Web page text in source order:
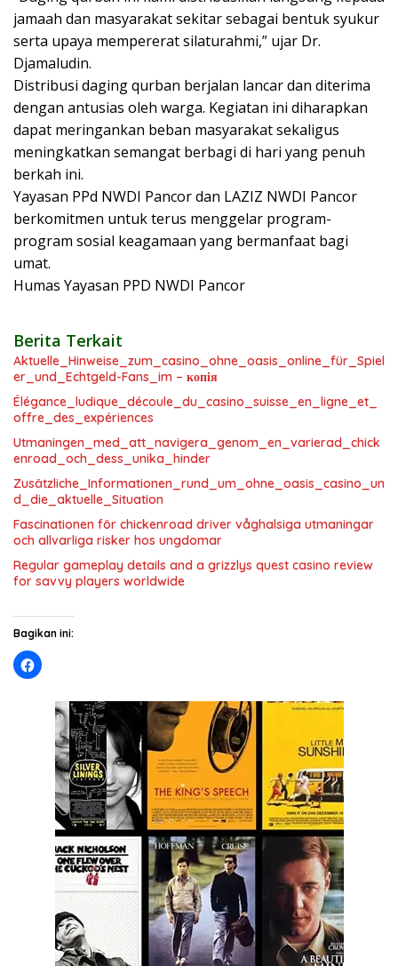
jamaah dan masyarakat sekitar sebagai bentuk syukur
serta upaya mempererat silaturahmi,” ujar Dr.
Djamaludin.
Distribusi daging qurban berjalan lancar dan diterima
dengan antusias oleh warga. Kegiatan ini diharapkan
dapat meringankan beban masyarakat sekaligus
meningkatkan semangat berbagi di hari yang penuh
berkah ini.
Yayasan PPd NWDI Pancor dan LAZIZ NWDI Pancor
berkomitmen untuk terus menggelar program-
program sosial keagamaan yang bermanfaat bagi
umat.
Humas Yayasan PPD NWDI Pancor
Berita Terkait
Aktuelle_Hinweise_zum_casino_ohne_oasis_online_für_Spiel
er_und_Echtgeld-Fans_im – копія
Élégance_ludique_découle_du_casino_suisse_en_ligne_et_
offre_des_expériences
Utmaningen_med_att_navigera_genom_en_varierad_chick
enroad_och_dess_unika_hinder
Zusätzliche_Informationen_rund_um_ohne_oasis_casino_un
d_die_aktuelle_Situation
Fascinationen för chickenroad driver våghalsiga utmaningar
och allvarliga risker hos ungdomar
Regular gameplay details and a grizzlys quest casino review
for savvy players worldwide
Bagikan ini: